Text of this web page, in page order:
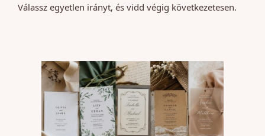
Válassz egyetlen irányt, és vidd végig következetesen.